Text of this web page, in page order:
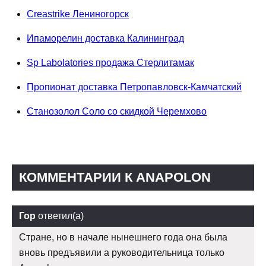
Creastrike Лениногорск
Ипаморелин доставка Калининград
Sp Labolatories продажа Стерлитамак
Пропионат доставка Петропавловск-Камчатский
Станозолол Соло со скидкой Черемхово
КОММЕНТАРИИ К ANAPOLON
Гор ответил(а)
Стране, но в начале нынешнего года она была
вновь предъявили а руководительница только